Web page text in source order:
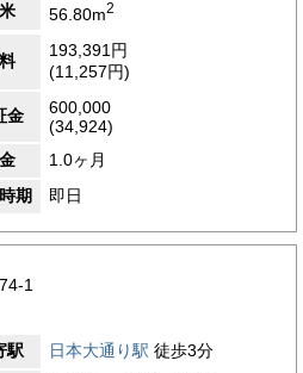
街」があり、グルメや観光の名所
。ランチや会食など、ビジネスシー
な飲食店が揃っている点が魅力で
ェなど、幅広いジャンルの店舗が軒
境です。また、海沿いには「山下公
い開放感を味わうことができます。
みのリフレッシュにぴったりのスポ
風が心を癒してくれます。公園から
橋を望むことができ、都会の中で自
ションです。さらに、徒歩圏内には
ト」もあり、高級ブランド店や老舗
ョップ、カフェなどが並んでいま
の中でショッピングや打ち合わせを
でも特に人気の高いエリアです。ビ
快適でバランスの取れた環境とな
延ばせば「日本大通り」や「横浜赤
56.80m2
193,391円
(11,257円)
金
600,000
(34,924)
1.0ヶ月
期
即日
1
駅 日本大通り駅 徒歩3分